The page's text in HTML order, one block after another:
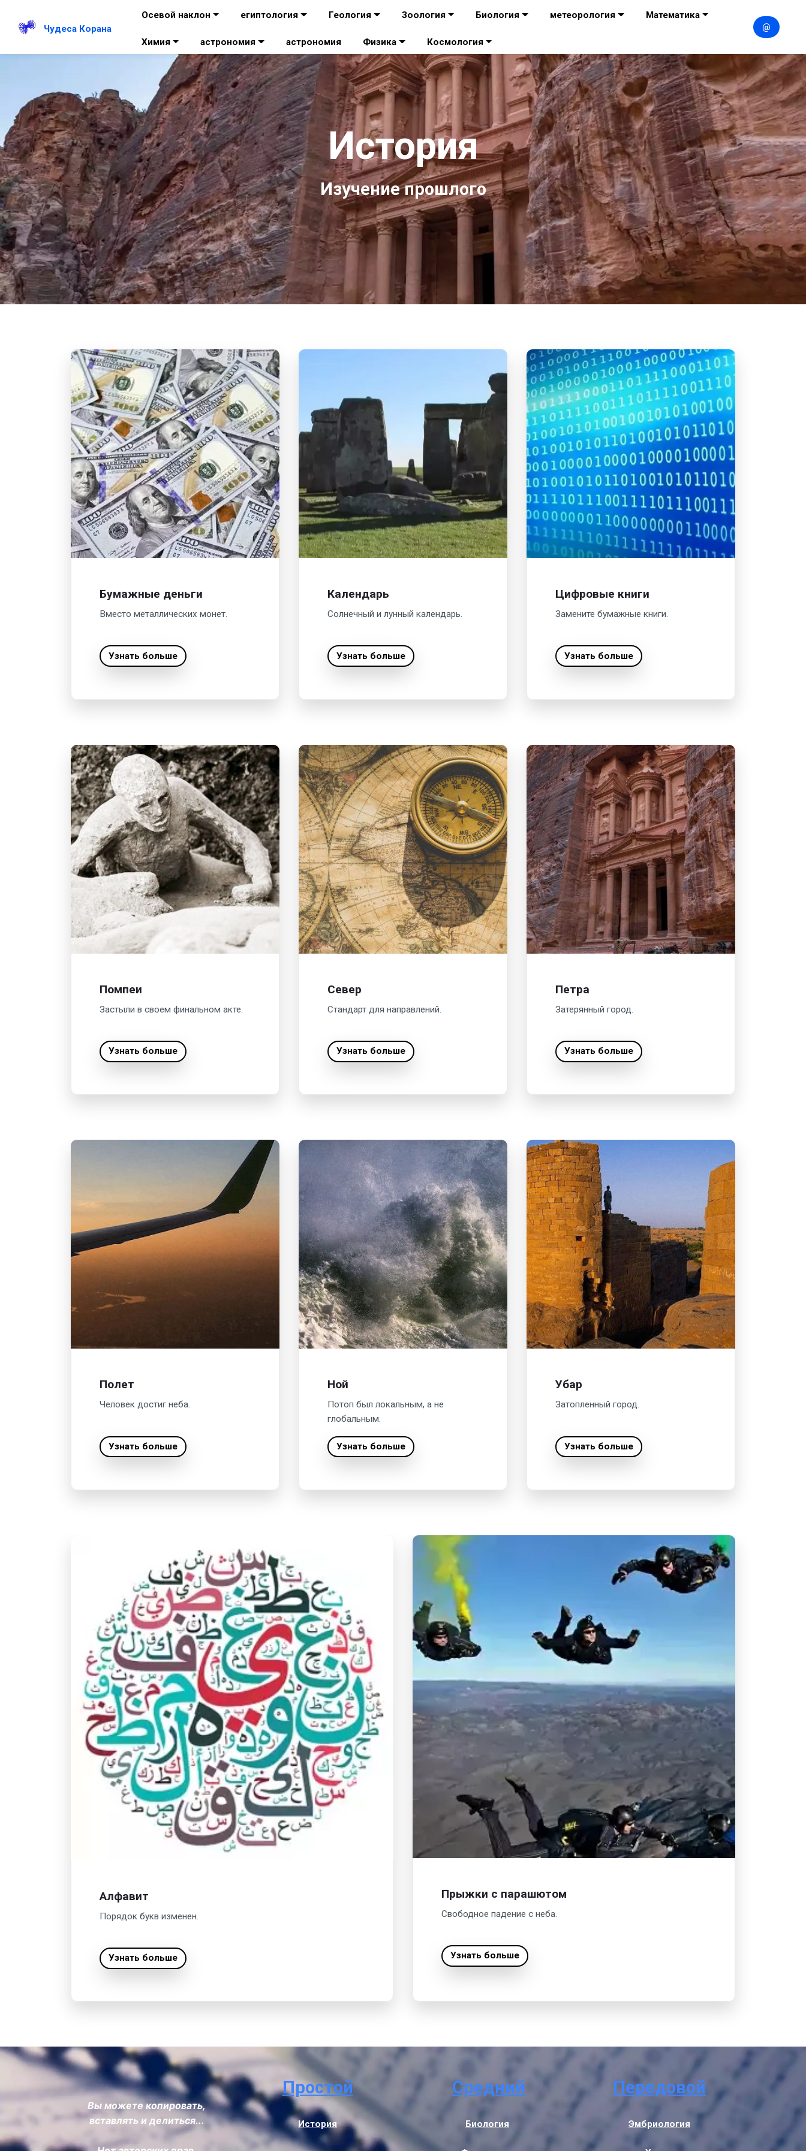
Чудеса Корана
Осевой наклон египтология Геология Зоология Биология метеорология Математика
Химия астрономия астрономия Физика Космология
@
История
Изучение прошлого
Бумажные деньги
Вместо металлических монет.
Узнать больше
Календарь
Солнечный и лунный календарь.
Узнать больше
Цифровые книги
Замените бумажные книги.
Узнать больше
Помпеи
Застыли в своем финальном акте.
Узнать больше
Север
Стандарт для направлений.
Узнать больше
Петра
Затерянный город.
Узнать больше
Полет
Человек достиг неба.
Узнать больше
Ной
Потоп был локальным, а не
глобальным.
Узнать больше
Убар
Затопленный город.
Узнать больше
Алфавит
Порядок букв изменен.
Узнать больше
Прыжки с парашютом
Свободное падение с неба.
Узнать больше
Вы можете копировать,
вставлять и делиться...
Простой
История
Средний
Биология
Передовой
Эмбриология